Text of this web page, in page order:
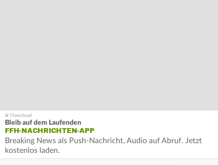
Bleib auf dem Laufenden
FFH-NACHRICHTEN-APP
Breaking News als Push-Nachricht, Audio auf Abruf. Jetzt
kostenlos laden.